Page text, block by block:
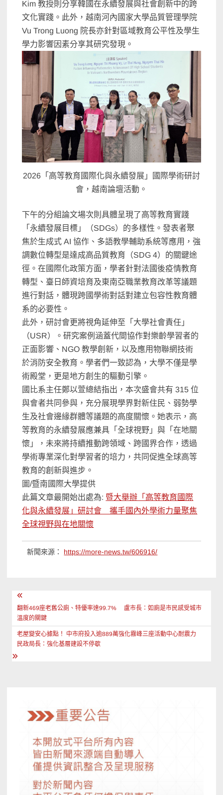
Kim 教授則分享韓國在永續發展與社會創新中的跨
文化實踐。此外，越南河內國家大學品質管理學院
Vu Trong Luong 院長亦針對區域教育公平性及學生
學力影響因素分享其研究發現。
2026「高等教育國際化與永續發展」國際學術研討
會，越南論壇活動。
下午的分組論文場次則具體呈現了高等教育實踐
「永續發展目標」（SDGs）的多樣性。發表者聚
焦於生成式 AI 協作、多語教學輔助系統等應用，強
調數位轉型是達成高品質教育（SDG 4）的關鍵途
徑。在國際化政策方面，學者針對法國後疫情教育
轉型、 臺日師資培育及東南亞職業教育改革等議題
進行對話，體現跨國學術對話對建立包容性教育體
系的必要性。
此外，研討會更將視角延伸至「大學社會責任」
（USR）。研究案例涵蓋代間協作對樂齡學習者的
正面影響、NGO 教學創新，以及應用物聯網技術
於消防安全教育。學者們一致認為， 大學不僅是學
術殿堂，更是地方創生的驅動引擎。
國比系主任鄭以萱總結指出，本次盛會共有 315 位
與會者共同參與，充分展現學界對新住民、 弱勢學
生及社會邊緣群體等議題的高度關懷。她表示， 高
等教育的永續發展應兼具「全球視野」與「在地關
懷」， 未來將持續推動跨領域、跨國界合作，透過
學術專業深化對學習者的培力，共同促進全球高等
教育的創新與進步。
圖/暨南國際大學提供
此篇文章最開始出處為: 暨大舉辦「高等教育國際
化與永續發展」研討會 攜手國內外學術力量聚焦
全球視野與在地關懷
新聞來源： https://more-news.tw/606916/
文
章
導
覽
翻新469座老舊公廁、特優率達99.7% 盧市長：如廁是市民感受城市
溫度的關鍵
老屋變安心據點！ 中市府投入逾889萬強化霧峰三座活動中心耐震力
民政局長：強化基層建設不停歇